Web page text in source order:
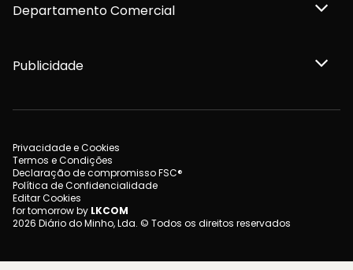
Departamento Comercial
Publicidade
Privacidade e Cookies
Termos e Condições
Declaração de compromisso FSC®
Política de Confidencialidade
Editar Cookies
for tomorrow by LKCOM
2026 Diário do Minho, Lda. © Todos os direitos reservados